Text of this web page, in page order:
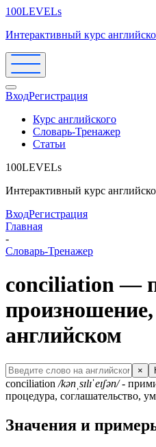
100LEVELs
Интерактивный курс
ВходРегистрация
Курс английского
Словарь-Тренажер
Статьи
100LEVELs
Интерактивный курс
ВходРегистрация
Главная
-
Словарь-Тренажер
conciliation —
английском
×
conciliation /kənˌsɪlɪˈeɪʃən/-
процедура, соглашательство,
Значения и